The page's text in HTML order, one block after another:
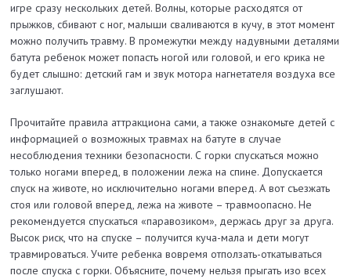
игре сразу нескольких детей. Волны, которые расходятся от
прыжков, сбивают с ног, малыши сваливаются в кучу, в этот момент
можно получить травму. В промежутки между надувными деталями
батута ребенок может попасть ногой или головой, и его крика не
будет слышно: детский гам и звук мотора нагнетателя воздуха все
заглушают.
Прочитайте правила аттракциона сами, а также ознакомьте детей с
информацией о возможных травмах на батуте в случае
несоблюдения техники безопасности. С горки спускаться можно
только ногами вперед, в положении лежа на спине. Допускается
спуск на животе, но исключительно ногами вперед. А вот съезжать
стоя или головой вперед, лежа на животе – травмоопасно. Не
рекомендуется спускаться «паравозиком», держась друг за друга.
Высок риск, что на спуске – получится куча-мала и дети могут
травмироваться. Учите ребенка вовремя отползать-откатываться
после спуска с горки. Объясните, почему нельзя прыгать изо всех